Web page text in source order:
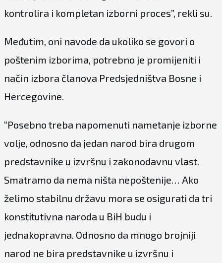
kontrolira i kompletan izborni proces”, rekli su.
Međutim, oni navode da ukoliko se govori o
poštenim izborima, potrebno je promijeniti i
način izbora članova Predsjedništva Bosne i
Hercegovine.
“Posebno treba napomenuti nametanje izborne
volje, odnosno da jedan narod bira drugom
predstavnike u izvršnu i zakonodavnu vlast.
Smatramo da nema ništa nepoštenije… Ako
želimo stabilnu državu mora se osigurati da tri
konstitutivna naroda u BiH budu i
jednakopravna. Odnosno da mnogo brojniji
narod ne bira predstavnike u izvršnu i